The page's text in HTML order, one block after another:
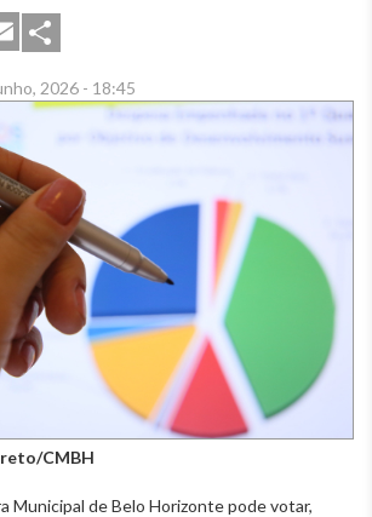
Email
2026 - 18:45
CMBH
Municipal de Belo Horizonte pode votar,